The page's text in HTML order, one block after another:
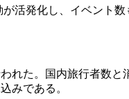
活発化し、イベント
た。国内旅行者数
みである。